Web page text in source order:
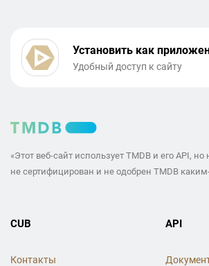
Установить как
Удобный доступ к сайту
«Этот веб-сайт использует TMDB и его API,
не сертифицирован и не одобрен TMDB
CUB
Контакты
API